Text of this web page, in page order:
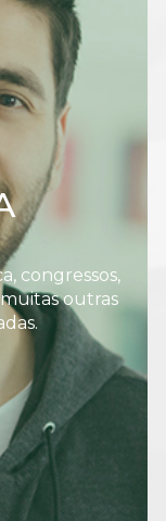
congressos,
outras